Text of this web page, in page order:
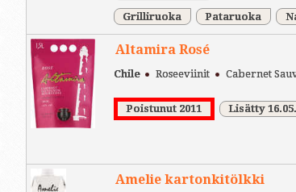
Grilliruoka Pataruoka
Altamira Rosé
Chile Roseeviinit Cabernet
Poistunut 2011 Lisätty
Amelie kartonkitölkki